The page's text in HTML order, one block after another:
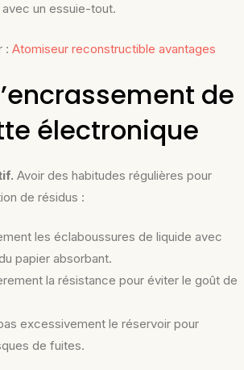
un essuie-tout.
: Atomiseur reconstructible avantages
de
électronique
Avoir des habitudes régulières pour
de résidus :
les éclaboussures de liquide avec
papier absorbant.
la résistance pour éviter le goût de
excessivement le réservoir pour
de fuites.